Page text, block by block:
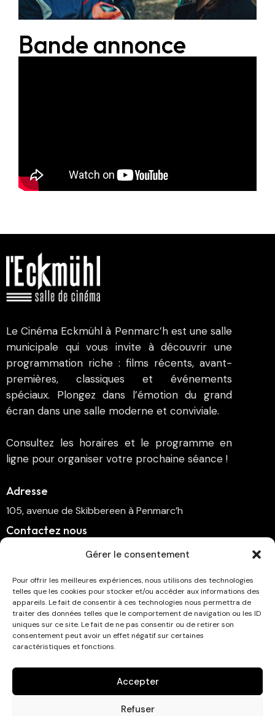
Gérer le consentement
Pour offrir les meilleures expériences, nous utilisons des technologies
telles que les cookies pour stocker et/ou accéder aux informations des
appareils. Le fait de consentir à ces technologies nous permettra de
traiter des données telles que le comportement de navigation ou les ID
uniques sur ce site. Le fait de ne pas consentir ou de retirer son
consentement peut avoir un effet négatif sur certaines
caractéristiques et fonctions.
Accepter
Refuser
Bande annonce
Le Cinéma Eckmühl à Penmarc’h est une salle
municipale qui vous invite à découvrir une
programmation riche : films récents, avant-
premières, classiques et événements
spéciaux. Plongez dans l’émotion du grand
écran dans une salle moderne et conviviale.
Consultez les horaires et le programme en
ligne pour organiser votre prochaine séance !
Adresse
105, avenue de Skibbereen à Penmarc’h
Contactez nous
cinema.penmarch@orange.fr
Suivez-nous
Abonnez-vous à la newsletter !